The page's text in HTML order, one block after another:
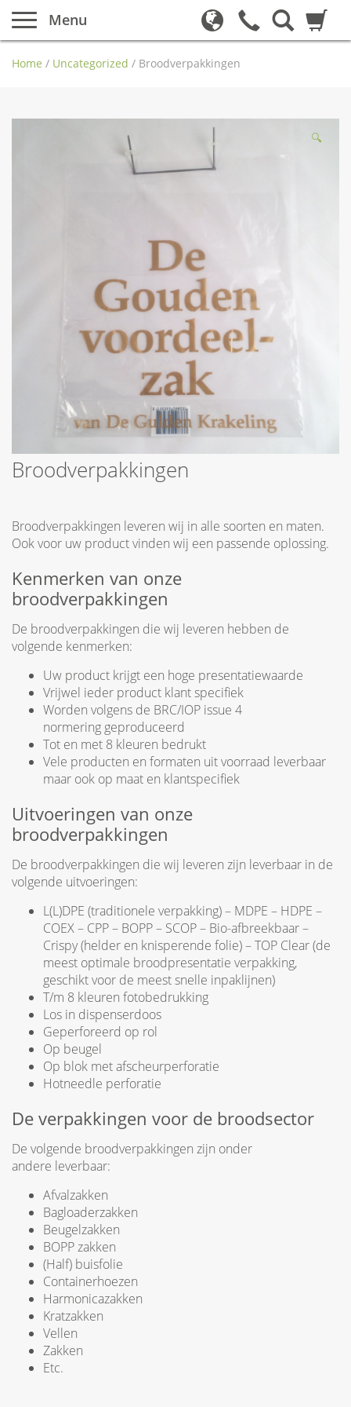
Menu
Home / Uncategorized / Broodverpakkingen
🔍
Broodverpakkingen
Broodverpakkingen leveren wij in alle soorten en maten.
Ook voor uw product vinden wij een passende oplossing.
Kenmerken van onze
broodverpakkingen
De broodverpakkingen die wij leveren hebben de
volgende kenmerken:
Uw product krijgt een hoge presentatiewaarde
Vrijwel ieder product klant specifiek
Worden volgens de BRC/IOP issue 4
normering geproduceerd
Tot en met 8 kleuren bedrukt
Vele producten en formaten uit voorraad leverbaar
maar ook op maat en klantspecifiek
Uitvoeringen van onze
broodverpakkingen
De broodverpakkingen die wij leveren zijn leverbaar in de
volgende uitvoeringen:
L(L)DPE (traditionele verpakking) – MDPE – HDPE –
COEX – CPP – BOPP – SCOP – Bio-afbreekbaar –
Crispy (helder en knisperende folie) – TOP Clear (de
meest optimale broodpresentatie verpakking,
geschikt voor de meest snelle inpaklijnen)
T/m 8 kleuren fotobedrukking
Los in dispenserdoos
Geperforeerd op rol
Op beugel
Op blok met afscheurperforatie
Hotneedle perforatie
De verpakkingen voor de broodsector
De volgende broodverpakkingen zijn onder
andere leverbaar:
Afvalzakken
Bagloaderzakken
Beugelzakken
BOPP zakken
(Half) buisfolie
Containerhoezen
Harmonicazakken
Kratzakken
Vellen
Zakken
Etc.